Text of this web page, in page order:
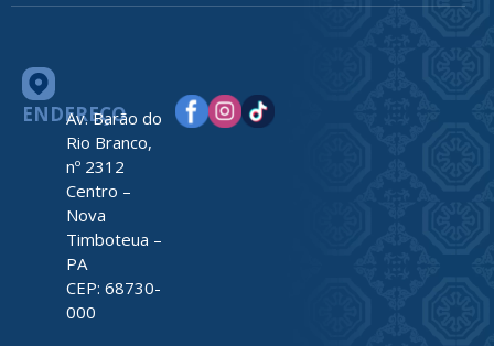
ENDEREÇO
Av. Barão do
Rio Branco,
nº 2312
Centro –
Nova
Timboteua –
PA
CEP: 68730-
000